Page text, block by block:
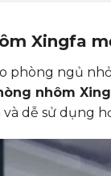
Xingfa
phòng ngủ
nhôm
dễ sử dụng